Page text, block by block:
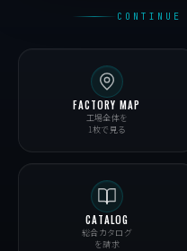
CONTINUE
FACTORY MAP
工場全体を
1枚で見る
CATALOG
総合カタログ
を請求